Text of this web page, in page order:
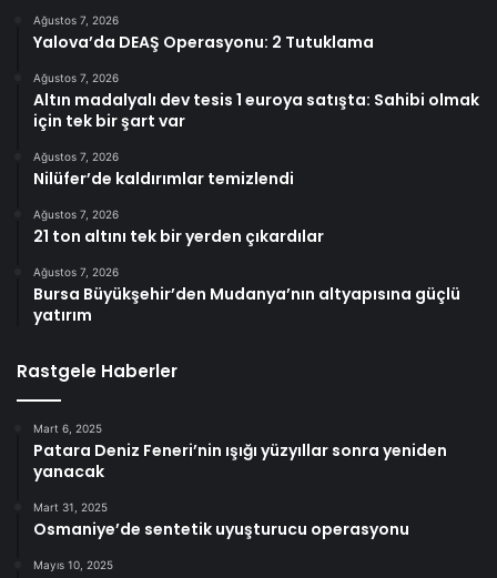
Ağustos 7, 2026
Yalova’da DEAŞ Operasyonu: 2 Tutuklama
Ağustos 7, 2026
Altın madalyalı dev tesis 1 euroya satışta: Sahibi olmak
için tek bir şart var
Ağustos 7, 2026
Nilüfer’de kaldırımlar temizlendi
Ağustos 7, 2026
21 ton altını tek bir yerden çıkardılar
Ağustos 7, 2026
Bursa Büyükşehir’den Mudanya’nın altyapısına güçlü
yatırım
Rastgele Haberler
Mart 6, 2025
Patara Deniz Feneri’nin ışığı yüzyıllar sonra yeniden
yanacak
Mart 31, 2025
Osmaniye’de sentetik uyuşturucu operasyonu
Mayıs 10, 2025